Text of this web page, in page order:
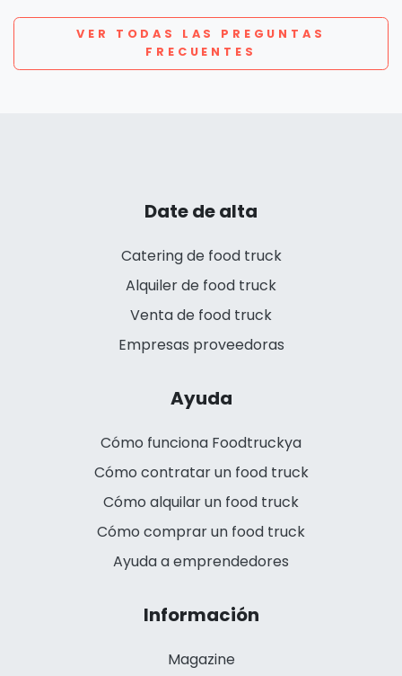
VER TODAS LAS PREGUNTAS
FRECUENTES
Date de alta
Catering de food truck
Alquiler de food truck
Venta de food truck
Empresas proveedoras
Ayuda
Cómo funciona Foodtruckya
Cómo contratar un food truck
Cómo alquilar un food truck
Cómo comprar un food truck
Ayuda a emprendedores
Información
Magazine